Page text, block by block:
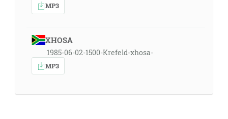
MP3
XHOSA
1985-06-02-1500-Krefeld-xhosa-
MP3